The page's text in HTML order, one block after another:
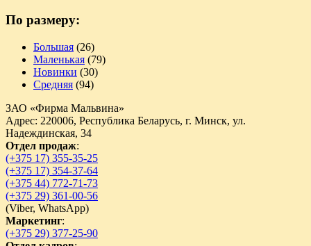
По размеру:
Большая (26)
Маленькая (79)
Новинки (30)
Средняя (94)
ЗАО «Фирма Мальвина»
Адрес: 220006, Республика Беларусь, г. Минск, ул.
Надеждинская, 34
Отдел продаж:
(+375 17) 355-35-25
(+375 17) 354-37-64
(+375 44) 772-71-73
(+375 29) 361-00-56
(Viber, WhatsApp)
Маркетинг:
(+375 29) 377-25-90